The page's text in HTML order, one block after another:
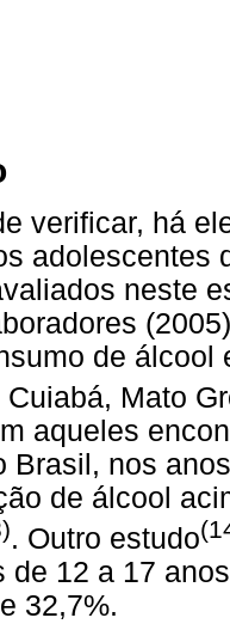
verificar, há
adolescentes
neste
de álcool
Mato
aqueles
Brasil, nos
de álcool
. Outro estudo
de 12 a 17
32,7%.